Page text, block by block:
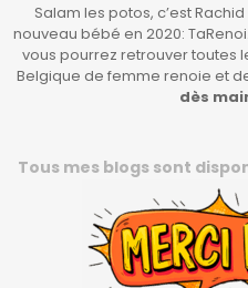
Salam les potos, c’est
nouveau bébé en 2020:
vous pourrez retrouver toutes
Belgique de femme renoie et
dès
Tous mes blogs sont